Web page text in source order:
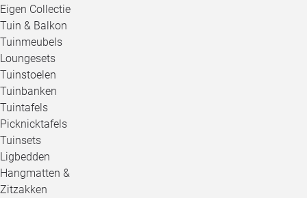
Eigen Collectie
Tuin & Balkon
Tuinmeubels
Loungesets
Tuinstoelen
Tuinbanken
Tuintafels
Picknicktafels
Tuinsets
Ligbedden
Hangmatten &
Zitzakken